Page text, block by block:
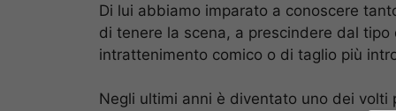
Di lui abbiamo imparato a conoscere
di tenere la scena, a prescindere dal
intrattenimento comico o di taglio più
Negli ultimi anni è diventato uno dei volti